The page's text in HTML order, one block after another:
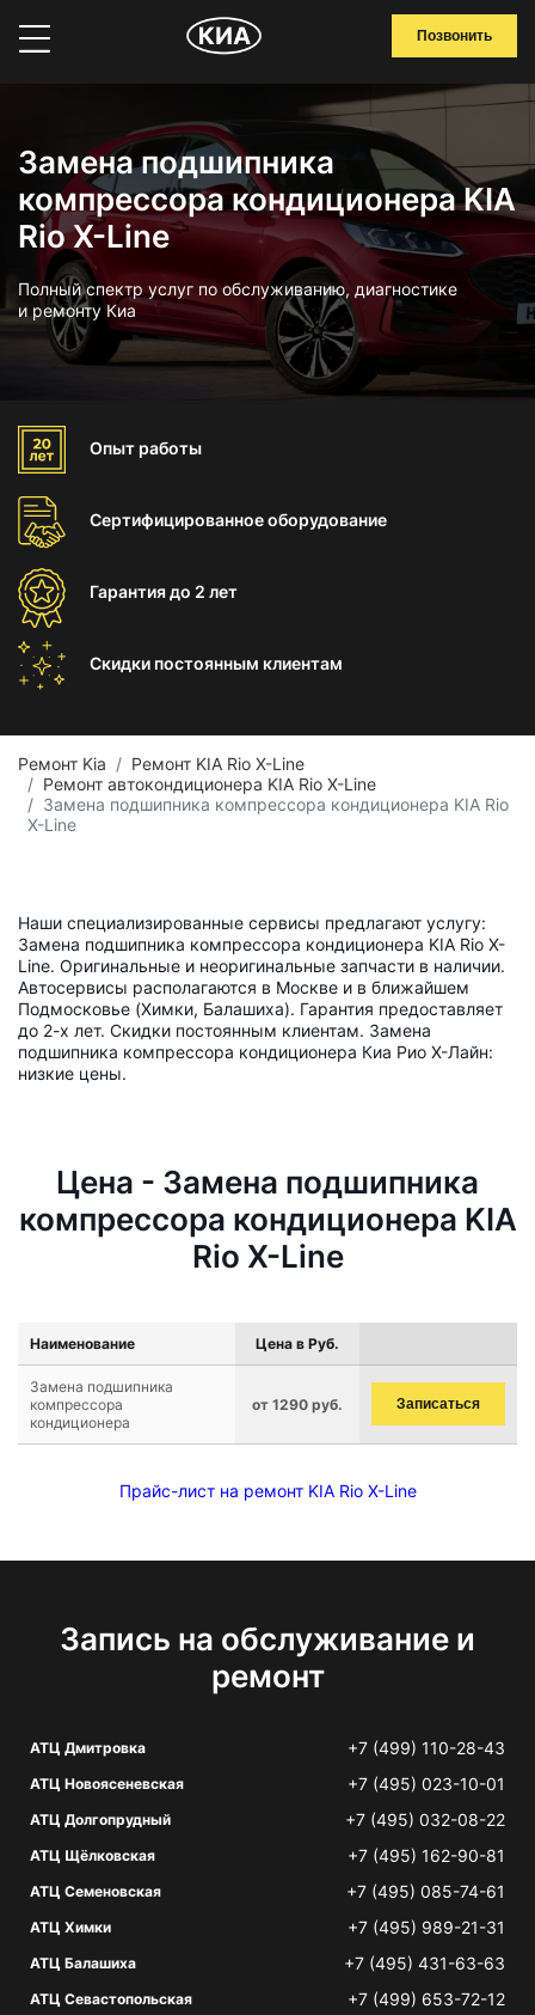
Позвонить
Замена подшипника
компрессора кондиционера KIA
Rio X-Line
Полный спектр услуг по обслуживанию, диагностике
и ремонту Киа
Опыт работы
Сертифицированноеоборудование
Гарантиядо 2 лет
Скидки постоянным клиентам
Ремонт Kia
Ремонт KIA Rio X-Line
Ремонт автокондиционера KIA Rio X-Line
Замена подшипника компрессора кондиционера KIA Rio
X-Line
Наши специализированные сервисы предлагают услугу:
Замена подшипника компрессора кондиционера KIA Rio X-
Line. Оригинальные и неоригинальные запчасти в наличии.
Автосервисы располагаются в Москве и в ближайшем
Подмосковье (Химки, Балашиха). Гарантия предоставляет
до 2-х лет. Скидки постоянным клиентам. Замена
подшипника компрессора кондиционера Киа Рио Х-Лайн:
низкие цены.
Цена - Замена подшипника
компрессора кондиционера KIA
Rio X-Line
Наименование Цена в Руб.
Замена подшипника
компрессора
кондиционера
от 1290 руб. Записаться
Прайс-лист на ремонт KIA Rio X-Line
Запись на обслуживание и
ремонт
АТЦ Дмитровка +7 (499) 110-28-43
АТЦ Новоясеневская +7 (495) 023-10-01
АТЦ Долгопрудный +7 (495) 032-08-22
АТЦ Щёлковская +7 (495) 162-90-81
АТЦ Семеновская +7 (495) 085-74-61
АТЦ Химки +7 (495) 989-21-31
АТЦ Балашиха +7 (495) 431-63-63
АТЦ Севастопольская +7 (499) 653-72-12